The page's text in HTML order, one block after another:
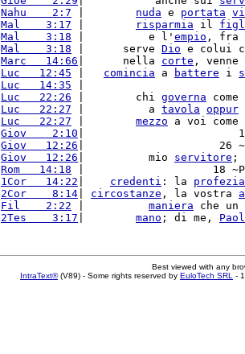
Nahu    2:7 nuda e portata
Mal    3:17 risparmia il
Mal    3:18 |          e l' empio , fra
Mal    3:18 |      serve Dio e colui
Marc   14:66 |      nella corte ,
Luc   12:45 comincia a battere i
Luc   14:35
Luc   22:26 |        chi governa
Luc   22:27 |          a tavola oppur
Luc   22:27 mezzo a voi
Giov    2:10 |                        10
Giov   12:26 |                     26
Giov   12:26 |          mio servitore ;
Rom   14:18 |                    18
1Cor   14:22 credenti : la profezia
2Cor    8:14 circostanze , la vostra
Fil    2:22 maniera che un
2Tes    3:17 mano ; di me,
Best viewed with any
IntraText®(V89) - Some rights reserved by EuloTech SRL -